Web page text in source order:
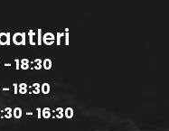
- 18:30
18:30
- 16:30